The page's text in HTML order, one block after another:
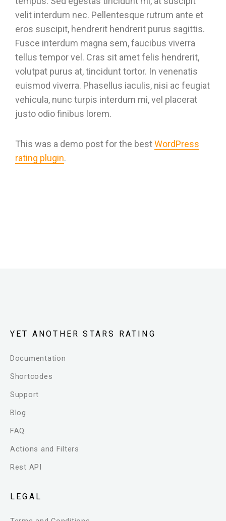
velit interdum nec. Pellentesque rutrum ante et
eros suscipit, hendrerit hendrerit purus sagittis.
Fusce interdum magna sem, faucibus viverra
tellus tempor vel. Cras sit amet felis hendrerit,
volutpat purus at, tincidunt tortor. In venenatis
euismod viverra. Phasellus iaculis, nisi ac feugiat
vehicula, nunc turpis interdum mi, vel placerat
justo odio finibus lorem.
This was a demo post for the bestWordPress
rating plugin.
YET ANOTHER STARS RATING
Documentation
Shortcodes
Support
Blog
FAQ
Actions and Filters
Rest API
LEGAL